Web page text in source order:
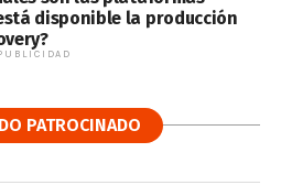
disponible la producción
PATROCINADO